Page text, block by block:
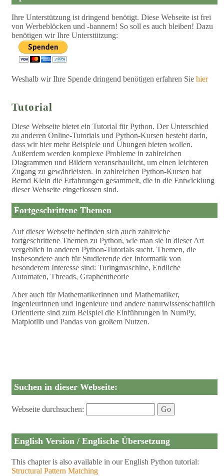
Ihre Unterstützung ist dringend benötigt. Diese Webseite ist frei
von Werbeblöcken und -bannern! So soll es auch bleiben! Dazu
benötigen wir Ihre Unterstützung:
Weshalb wir Ihre Spende dringend benötigen erfahren Sie hier
Tutorial
Diese Webseite bietet ein Tutorial für Python. Der Unterschied
zu anderen Online-Tutorials und Python-Kursen besteht darin,
dass wir hier mehr Beispiele und Übungen bieten wollen.
Außerdem werden komplexe Probleme in zahlreichen
Diagrammen und Bildern veranschaulicht, um einen leichteren
Zugang zu gewährleisten. In zahlreichen Python-Kursen hat
Bernd Klein die Erfahrungen gesammelt, die in die Entwicklung
dieser Webseite eingeflossen sind.
Fortgeschrittene Themen
Auf dieser Webseite befinden sich auch zahlreiche
fortgeschrittene Themen zu Python, wie man sie in dieser Art
vergeblich in anderen Python-Tutorials sucht. Themen, die
insbesondere auch für Studierende der Informatik von
besonderem Interesse sind: Turingmaschine, Endliche
Automaten, Threads, Graphentheorie
Aber auch für Mathematikerinnen und Mathematiker,
Ingenieurinnen und Ingenieure und andere naturwissenschaftlich
Orientierte sind zum Beispiel die Einführungen in NumPy,
Matplotlib und Pandas von großem Nutzen.
Suchen in dieser Webseite:
Webseite durchsuchen:
English Version / Englische Übersetzung
This chapter is also available in our English Python tutorial:
Structural Pattern Matching